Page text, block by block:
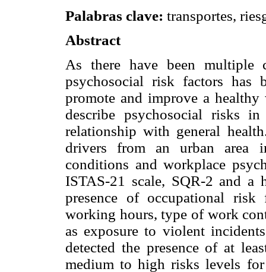
Palabras clave: transportes,
Abstract
As there have been multiple
psychosocial risk factors has
promote and improve a
describe psychosocial risks
relationship with general
drivers from an urban area
conditions and workplace
ISTAS-21 scale, SQR-2 and a
presence of occupational
working hours, type of work
as exposure to violent
detected the presence of at
medium to high risks levels